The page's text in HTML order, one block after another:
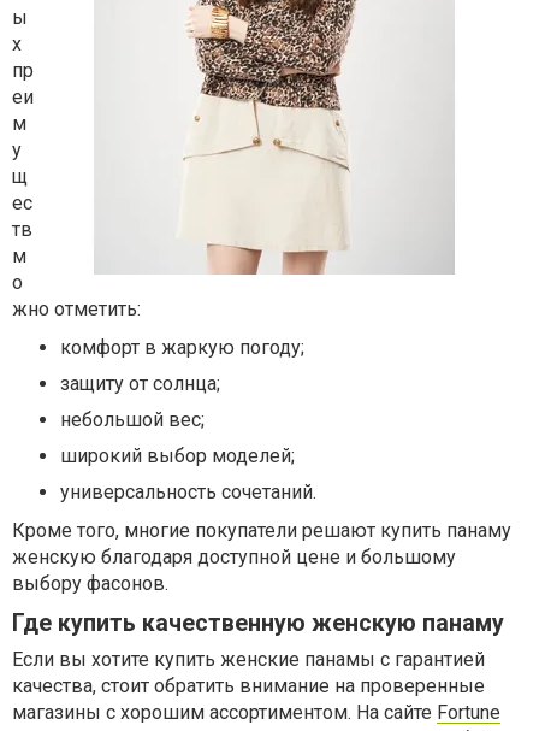
ы
х
пр
еи
м
у
щ
ес
тв
м
о
жно отметить:
комфорт в жаркую погоду;
защиту от солнца;
небольшой вес;
широкий выбор моделей;
универсальность сочетаний.
Кроме того, многие покупатели решают купить панаму
женскую благодаря доступной цене и большому
выбору фасонов.
Где купить качественную женскую панаму
Если вы хотите купить женские панамы с гарантией
качества, стоит обратить внимание на проверенные
магазины с хорошим ассортиментом. На сайте Fortune